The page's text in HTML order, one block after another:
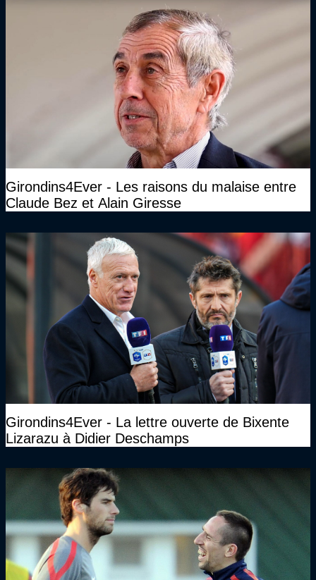
Girondins4Ever - Les raisons du malaise entre
Claude Bez et Alain Giresse
Girondins4Ever - La lettre ouverte de Bixente
Lizarazu à Didier Deschamps